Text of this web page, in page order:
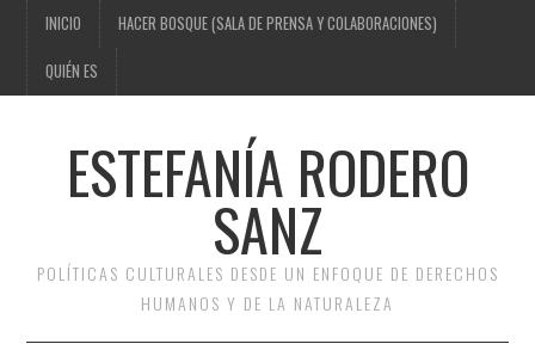
INICIO HACER BOSQUE (SALA DE PRENSA Y COLABORACIONES)
QUIÉN ES
ESTEFANÍA RODERO
SANZ
POLÍTICAS CULTURALES DESDE UN ENFOQUE DE DERECHOS
HUMANOS Y DE LA NATURALEZA